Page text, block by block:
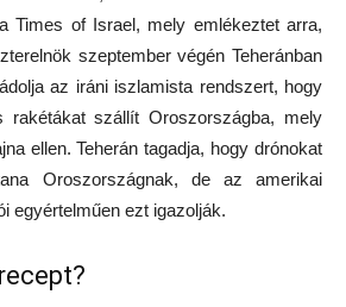
Times of Israel, mely emlékeztet arra,
szeptember végén Teheránban
az iráni iszlamista rendszert, hogy
rakétákat szállít Oroszországba, mely
ellen. Teherán tagadja, hogy drónokat
Oroszországnak, de az amerikai
egyértelműen ezt igazolják.